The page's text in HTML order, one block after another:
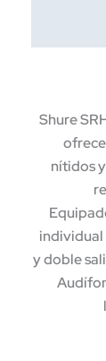
Shure
nítidos
individual
y doble